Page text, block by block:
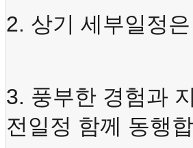
2. 상기 세부일정은
3. 풍부한 경험과
전일정 함께 동행